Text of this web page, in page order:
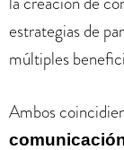
estrategias de
múltiples
Ambos